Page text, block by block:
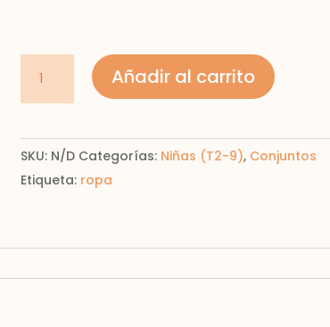
leggings
lunares
para
niña
Añadir al carrito
SKU: N/D Categorías: Niñas (T2-9), Conjuntos
Etiqueta: ropa